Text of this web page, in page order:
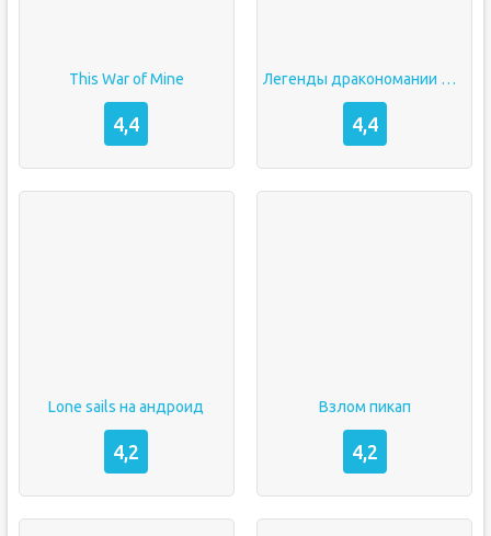
This War of Mine
4,4
Легенды дракономании мод
4,4
Lone sails на андроид
4,2
Взлом пикап
4,2